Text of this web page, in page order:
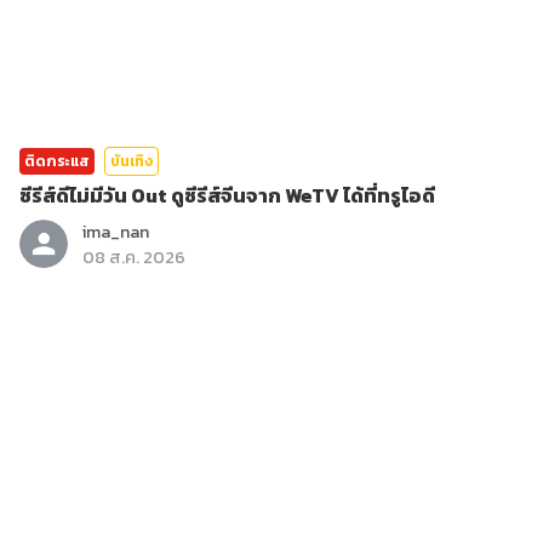
ติดกระแส บันเทิง
ซีรีส์ดีไม่มีวัน Out ดูซีรีส์จีนจาก WeTV ได้ที่ทรูไอดี
ima_nan
08 ส.ค. 2026